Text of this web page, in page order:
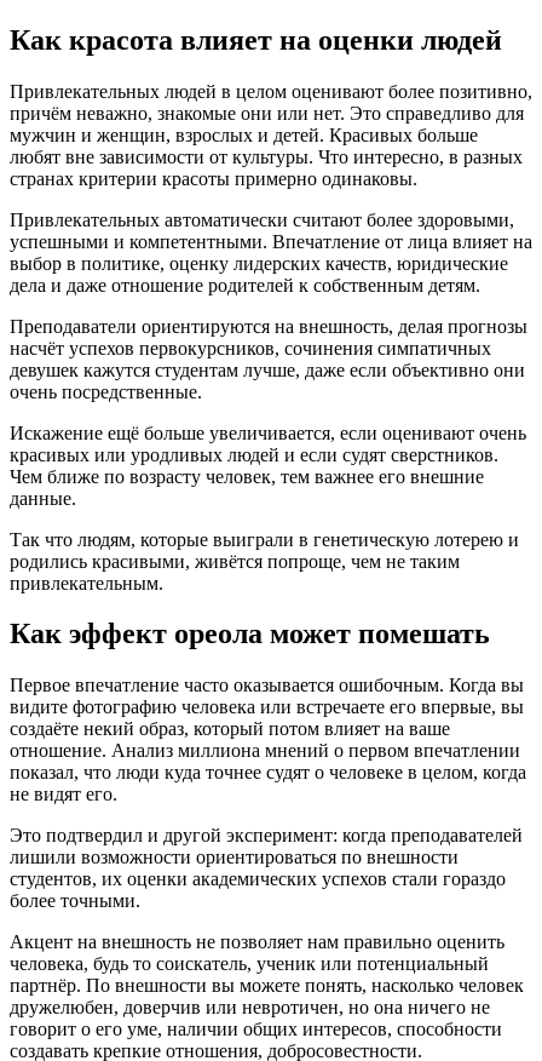
Как красота влияет на оценки людей
Привлекательных людей в целом оценивают более позитивно,
причём неважно, знакомые они или нет. Это справедливо для
мужчин и женщин, взрослых и детей. Красивых больше
любят вне зависимости от культуры. Что интересно, в разных
странах критерии красоты примерно одинаковы.
Привлекательных автоматически считают более здоровыми,
успешными и компетентными. Впечатление от лица влияет на
выбор в политике, оценку лидерских качеств, юридические
дела и даже отношение родителей к собственным детям.
Преподаватели ориентируются на внешность, делая прогнозы
насчёт успехов первокурсников, сочинения симпатичных
девушек кажутся студентам лучше, даже если объективно они
очень посредственные.
Искажение ещё больше увеличивается, если оценивают очень
красивых или уродливых людей и если судят сверстников.
Чем ближе по возрасту человек, тем важнее его внешние
данные.
Так что людям, которые выиграли в генетическую лотерею и
родились красивыми, живётся попроще, чем не таким
привлекательным.
Как эффект ореола может помешать
Первое впечатление часто оказывается ошибочным. Когда вы
видите фотографию человека или встречаете его впервые, вы
создаёте некий образ, который потом влияет на ваше
отношение. Анализ миллиона мнений о первом впечатлении
показал, что люди куда точнее судят о человеке в целом, когда
не видят его.
Это подтвердил и другой эксперимент: когда преподавателей
лишили возможности ориентироваться по внешности
студентов, их оценки академических успехов стали гораздо
более точными.
Акцент на внешность не позволяет нам правильно оценить
человека, будь то соискатель, ученик или потенциальный
партнёр. По внешности вы можете понять, насколько человек
дружелюбен, доверчив или невротичен, но она ничего не
говорит о его уме, наличии общих интересов, способности
создавать крепкие отношения, добросовестности.